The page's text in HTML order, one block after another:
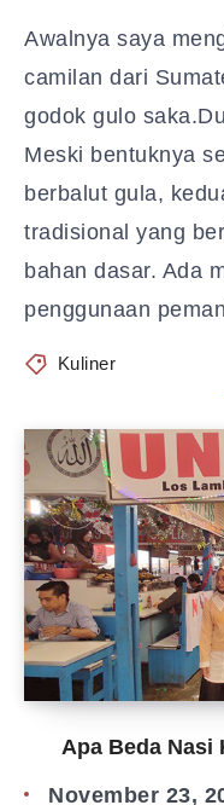
Awalnya saya
camilan dari
godok gulo
Meski bentuknya
berbalut gula,
tradisional yang
bahan dasar. Ada
penggunaan
Kuliner
Apa Beda Nasi
November 23,